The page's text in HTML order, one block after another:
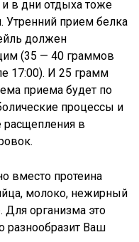
в дни отдыха тоже
Утренний прием белка
должен
(35 — 40 граммов
17:00). И 25 грамм
приема будет по
процессы и
расщепления в
вместо протеина
молоко, нежирный
Для организма это
разнообразит Ваш